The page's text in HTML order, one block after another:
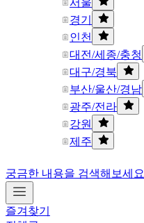
서울
경기
인천
대전/세종/충청
대구/경북
부산/울산/경남
광주/전라
강원
제주
궁금한 내용을 검색해보세요
즐겨찾기